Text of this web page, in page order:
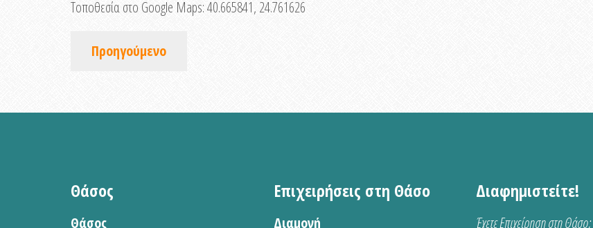
Τοποθεσία στο Google Maps:40.665841, 24.761626
Προηγούμενο
Θάσος
Θάσος
Επιχειρήσεις στη Θάσο
Διαμονή
Διαφημιστείτε!
Έχετε Επιχείρηση στη Θάσο;